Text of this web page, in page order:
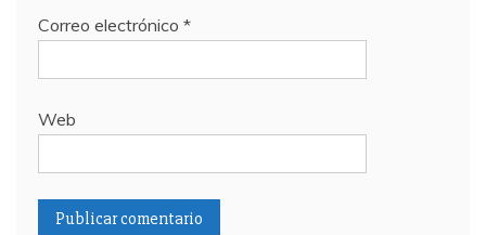
Correo electrónico *
Web